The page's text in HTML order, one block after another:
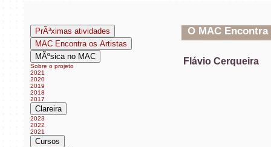
PrÃ³ximas atividades
MAC Encontra os Artistas
MÃºsica no MAC
Sobre o projeto
2021
2020
2019
2018
2017
Clareira
2023
2022
2021
Cursos
O MAC Encontra
Flávio Cerqueira